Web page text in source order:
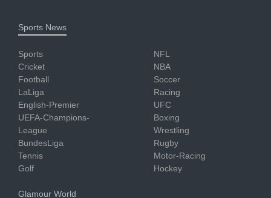
Sports News
Sports
Cricket
Football
LaLiga
English-Premier
UEFA-Champions-
League
BundesLiga
Tennis
Golf
NFL
NBA
Soccer
Racing
UFC
Boxing
Wrestling
Rugby
Motor-Racing
Hockey
Glamour World